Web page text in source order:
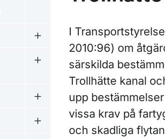
Undermeny för Avfall
Undermeny för Barlastvatten
Undermeny för Gods och last
Undermeny för Klimat och energi
I
2010:96) om
särskilda
Trollhätte kanal
upp
vissa krav på
och skadliga